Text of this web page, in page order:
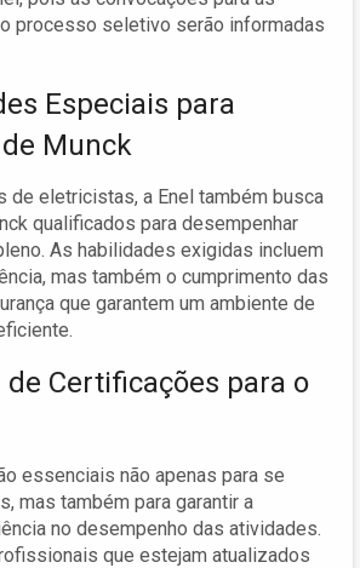
processo seletivo serão informadas
Especiais para
Munck
de eletricistas, a Enel também busca
qualificados para desempenhar
As habilidades exigidas incluem
mas também o cumprimento das
que garantem um ambiente de
Certificações para o
essenciais não apenas para se
mas também para garantir a
no desempenho das atividades.
que estejam atualizados